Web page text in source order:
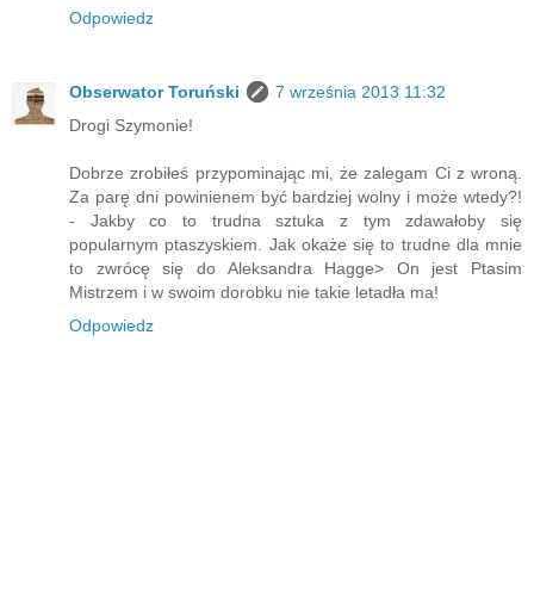
Odpowiedz
Obserwator Toruński
7 września 2013 11:32
Drogi Szymonie!
Dobrze zrobiłeś przypominając mi, że zalegam Ci z wroną.
Za parę dni powinienem być bardziej wolny i może wtedy?!
- Jakby co to trudna sztuka z tym zdawałoby się
popularnym ptaszyskiem. Jak okaże się to trudne dla mnie
to zwrócę się do Aleksandra Hagge> On jest Ptasim
Mistrzem i w swoim dorobku nie takie letadła ma!
Odpowiedz